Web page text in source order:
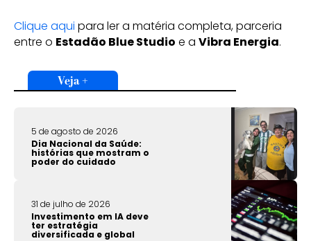
Clique aqui para ler a matéria completa, parceria
entre o Estadão Blue Studio e a Vibra Energia.
Veja +
5 de agosto de 2026
Dia Nacional da Saúde:
histórias que mostram o
poder do cuidado
31 de julho de 2026
Investimento em IA deve
ter estratégia
diversificada e global